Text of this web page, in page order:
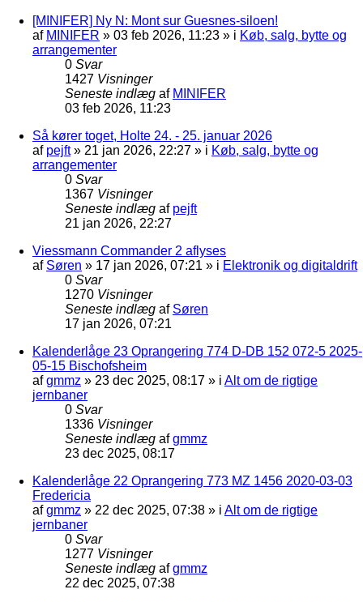
[MINIFER] Ny N: Mont sur Guesnes-siloen!
af MINIFER » 03 feb 2026, 11:23 » i Køb, salg, bytte og
arrangementer
0 Svar
1427 Visninger
Seneste indlæg af MINIFER
03 feb 2026, 11:23
Så kører toget, Holte 24. - 25. januar 2026
af pejft» 21 jan 2026, 22:27 » i Køb, salg, bytte og
arrangementer
0 Svar
1367 Visninger
Seneste indlæg af pejft
21 jan 2026, 22:27
Viessmann Commander 2 aflyses
af Søren » 17 jan 2026, 07:21 » i Elektronik og digitaldrift
0 Svar
1270 Visninger
Seneste indlæg af Søren
17 jan 2026, 07:21
Kalenderlåge 23 Oprangering 774 D-DB 152 072-5 2025-
05-15 Bischofsheim
afgmmz » 23 dec 2025, 08:17 » i Alt om de rigtige
jernbaner
0 Svar
1336 Visninger
Seneste indlæg afgmmz
23 dec 2025, 08:17
Kalenderlåge 22 Oprangering 773 MZ 1456 2020-03-03
Fredericia
afgmmz » 22 dec 2025, 07:38 » i Alt om de rigtige
jernbaner
0 Svar
1277 Visninger
Seneste indlæg afgmmz
22 dec 2025, 07:38